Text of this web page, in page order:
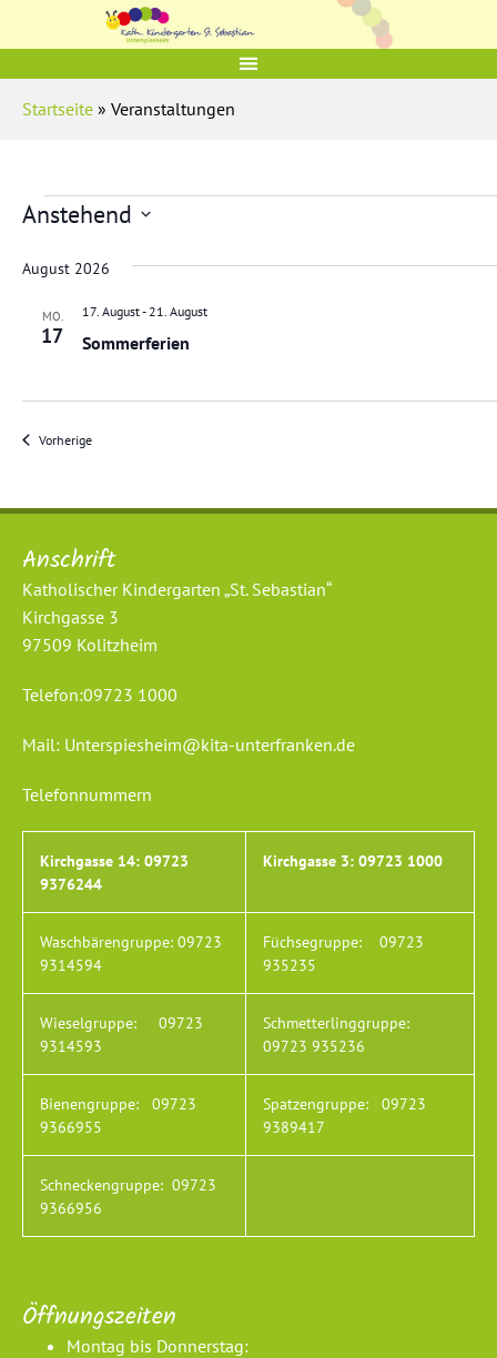
Startseite » Veranstaltungen
Anstehend
a
t
e
.
August 2026
MO.
17 Sommerferien
17. August- 21. August
VorherigeVeranstaltungen
Anschrift
Katholischer Kindergarten „St. Sebastian“
Kirchgasse 3
97509 Kolitzheim
Telefon:09723 1000
Mail: Unterspiesheim@kita-unterfranken.de
Telefonnummern
Kirchgasse 14: 09723
9376244
Kirchgasse 3: 09723 1000
Waschbärengruppe: 09723
9314594
Füchsegruppe: 09723
935235
Wieselgruppe: 09723
9314593
Schmetterlinggruppe:
09723 935236
Bienengruppe: 09723
9366955
Spatzengruppe: 09723
9389417
Schneckengruppe: 09723
9366956
Öffnungszeiten
Montag bis Donnerstag: